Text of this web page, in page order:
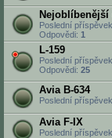
Poslední
Odpovědi: 1
L-159
Poslední
Odpovědi: 25
Avia B-634
Poslední
Avia F-IX
Poslední